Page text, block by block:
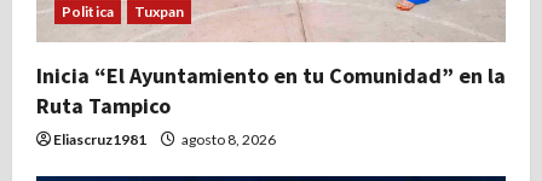
Politica Tuxpan
Inicia “El Ayuntamiento en tu Comunidad” en la
Ruta Tampico
Eliascruz1981 agosto 8, 2026